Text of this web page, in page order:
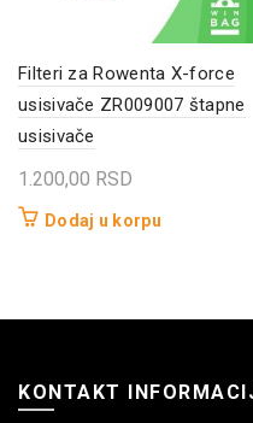
Filteri za Rowenta X-force
usisivače ZR009007 štapne
usisivače
1.200,00 RSD
Dodaj u korpu
KONTAKT